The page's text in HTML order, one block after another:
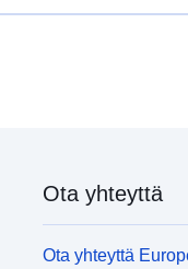
Ota yhteyttä
Ota yhteyttä